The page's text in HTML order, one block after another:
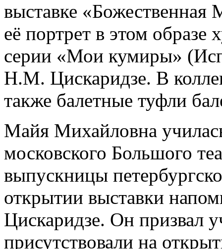
выставке
её портрет в этом
серии «Мои кумиры»
Н.М. Цискаридзе. В
также балетные туфли
Майя Михайловна
московского Большого
выпускницы
открытии выставки
Цискаридзе. Он призвал
присутствовали на